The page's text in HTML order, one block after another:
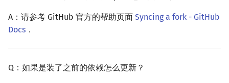
A：请参考 GitHub 官方的帮助页面 Syncing a fork - GitHub
Docs ．
Q：如果是装了之前的依赖怎么更新？